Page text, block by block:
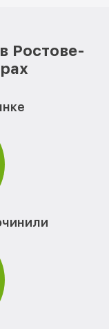
Ростове-